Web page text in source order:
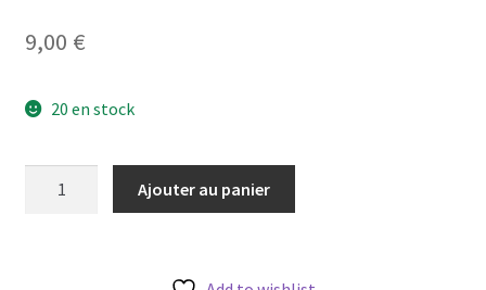
9,00 €
20 en stock
Ajouter au panier